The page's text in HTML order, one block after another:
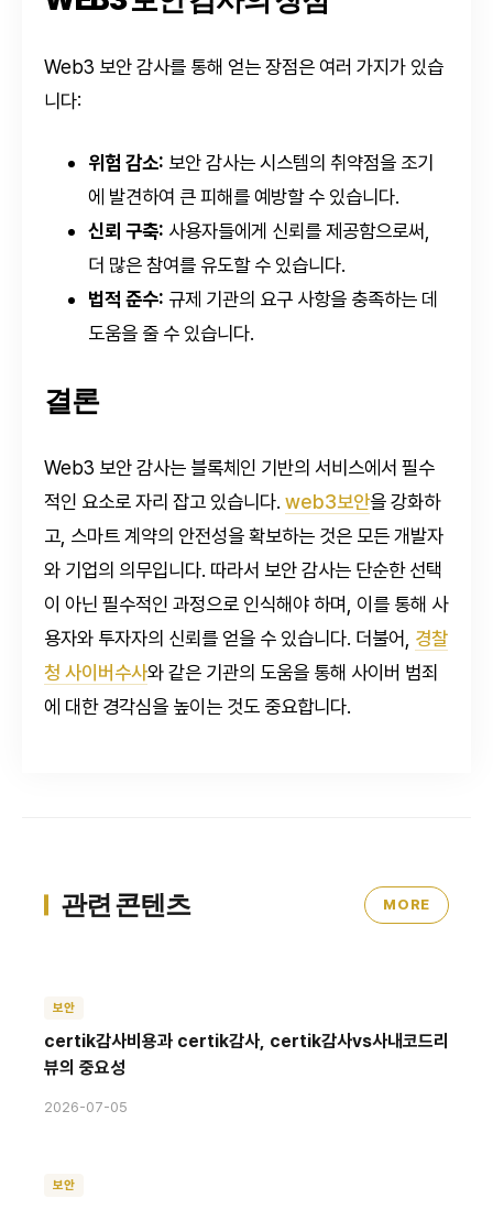
Web3 보안 감사를 통해 얻는 장점은 여러 가지가 있습
니다:
위험 감소: 보안 감사는 시스템의 취약점을 조기
에 발견하여 큰 피해를 예방할 수 있습니다.
신뢰 구축: 사용자들에게 신뢰를 제공함으로써,
더 많은 참여를 유도할 수 있습니다.
법적 준수: 규제 기관의 요구 사항을 충족하는 데
도움을 줄 수 있습니다.
결론
Web3 보안 감사는 블록체인 기반의 서비스에서 필수
적인 요소로 자리 잡고 있습니다. web3보안을 강화하
고, 스마트 계약의 안전성을 확보하는 것은 모든 개발자
와 기업의 의무입니다. 따라서 보안 감사는 단순한 선택
이 아닌 필수적인 과정으로 인식해야 하며, 이를 통해 사
용자와 투자자의 신뢰를 얻을 수 있습니다. 더불어, 경찰
청 사이버수사와 같은 기관의 도움을 통해 사이버 범죄
에 대한 경각심을 높이는 것도 중요합니다.
관련 콘텐츠 MORE
보안
certik감사비용과 certik감사, certik감사vs사내코드리
뷰의 중요성
2026-07-05
보안